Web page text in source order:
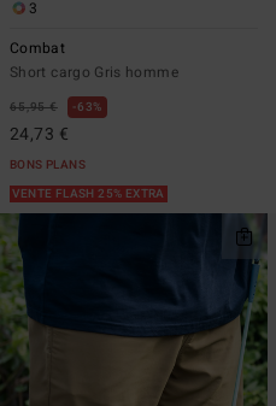
3
Combat
Short cargo Gris homme
65,95 € 63%
24,73 €
BONS PLANS
VENTE FLASH 25% EXTRA